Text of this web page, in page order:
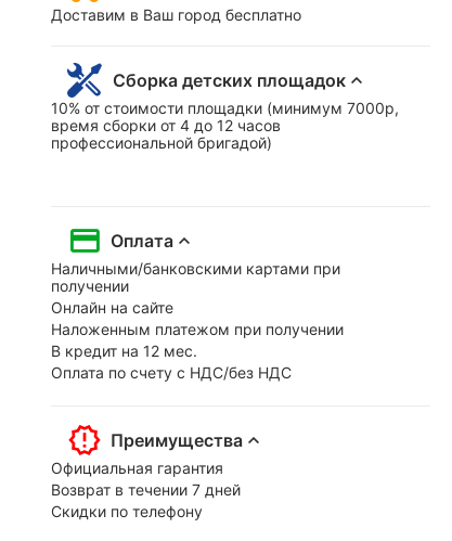
Доставим в Ваш город бесплатно
Сборка детских площадок
10% от стоимости площадки (минимум 7000р,
время сборки от 4 до 12 часов
профессиональной бригадой)
Оплата
Наличными/банковскими картами при
получении
Онлайн на сайте
Наложенным платежом при получении
В кредит на 12 мес.
Оплата по счету с НДС/без НДС
Преимущества
Официальная гарантия
Возврат в течении 7 дней
Скидки по телефону